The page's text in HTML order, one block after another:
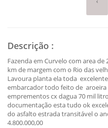
Descrição :
Fazenda em Curvelo com area
km de margem com o Rio das
Lavoura planta ela toda
embarcador todo feito de aroeira
emprementos cx dagua 70 mil
documentação esta tudo ok
do asfalto estrada transitável
4.800.000,00